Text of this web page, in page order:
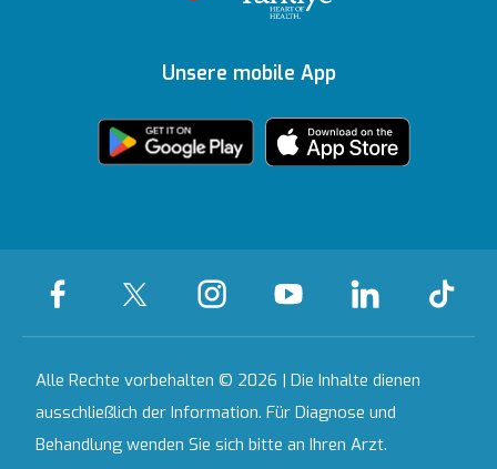
Zertifikate &
Akkreditierungen
Bahçeşehir
Medizinische
Technologien
wichtig
Häusliche
Partnerinstitutionen
Unsere mobile App
Alle Rechte vorbehalten © 2026 | Die Inhalte dienen
ausschließlich der Information. Für Diagnose und
Behandlung wenden Sie sich bitte an Ihren Arzt.